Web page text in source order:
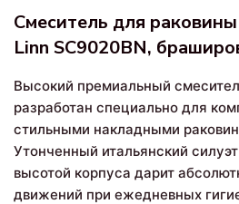
Смеситель для
Linn SC9020BN,
Высокий премиальный
разработан специально для
стильными накладными
Утонченный итальянский
высотой корпуса дарит
движений при ежедневных